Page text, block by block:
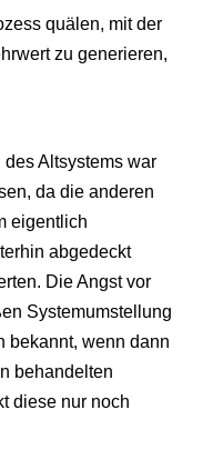
quälen, mit der
zu generieren,
Altsystems war
da die anderen
eigentlich
abgedeckt
Die Angst vor
Systemumstellung
bekannt, wenn dann
behandelten
diese nur noch